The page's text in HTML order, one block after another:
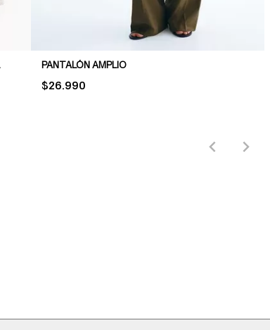
PANTALÓN AMPLIO
PRICE:
$26.990